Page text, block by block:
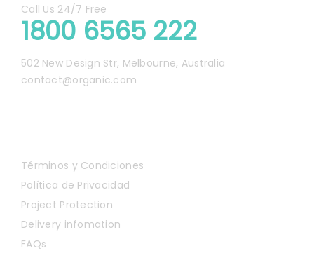
Call Us 24/7 Free
1800 6565 222
502 New Design Str, Melbourne, Australia
contact@organic.com
Términos y Condiciones
Política de Privacidad
Project Protection
Delivery infomation
FAQs